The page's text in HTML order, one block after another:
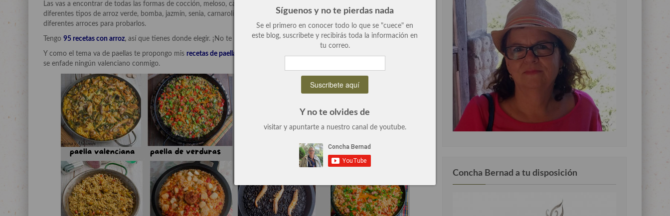
Las vas a encontrar de todas las formas de cocción, meloso, caldoso, paella, risotto, pilaf, al estilo oriental … y también
diferentes tipos de arroz verde, bomba, jazmín, senia, carnaroli …, me he dedicado durante mucho tiempo buscando los
diferentes arroces para probarlos.
Tengo 95 recetas con arroz, así que tienes donde elegir. ¡No te las pierdas!
Y como el tema va de paellas te propongo mis recetas de paella y de arroz en paella
se enfade ningún valenciano conmigo.
Concha Bernad a tu disposición
Síguenos y no te pierdas nada
Se el primero en conocer todo lo que se "cuece" en
este blog, suscribete y recibirás toda la información en
tu correo.
Y no te olvides de
visitar y apuntarte a nuestro canal de youtube.